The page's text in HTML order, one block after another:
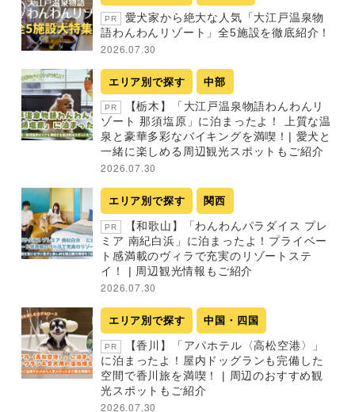
PR
愛犬家から絶大な人気「大江戸温泉物
語わんわんリゾート」全5施設を徹底紹介！
2026.07.30
エリア別で探す 中部
PR
【栃木】「大江戸温泉物語わんわんリ
ゾート 那須塩原」に泊まったよ！ 上質な温
泉と豪華多彩なバイキングを満喫！| 愛犬と
一緒に楽しめる周辺観光スポットもご紹介
2026.07.30
エリア別で探す 関西
PR
【和歌山】「わんわんパラダイス プレ
ミア 南紀白浜」に泊まったよ！プライベー
ト感満載のヴィラで充実のリゾートステ
イ！ | 周辺観光情報もご紹介
2026.07.30
エリア別で探す 中国・四国
PR
【香川】「アパホテル〈高松空港〉」
に泊まったよ！屋内ドッグランも完備した
空間で香川旅を満喫！ | 周辺のおすすめ観
光スポットもご紹介
2026.07.30